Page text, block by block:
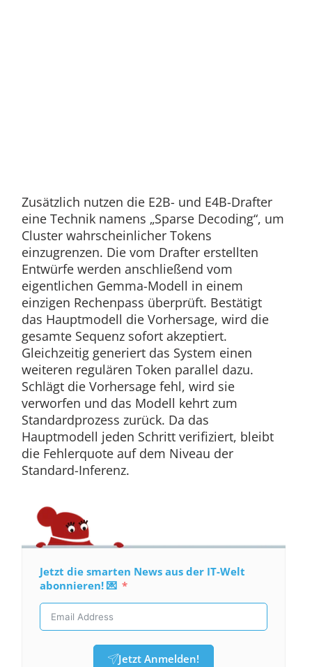
Zusätzlich nutzen die E2B- und E4B-Drafter
eine Technik namens „Sparse Decoding“, um
Cluster wahrscheinlicher Tokens
einzugrenzen. Die vom Drafter erstellten
Entwürfe werden anschließend vom
eigentlichen Gemma-Modell in einem
einzigen Rechenpass überprüft. Bestätigt
das Hauptmodell die Vorhersage, wird die
gesamte Sequenz sofort akzeptiert.
Gleichzeitig generiert das System einen
weiteren regulären Token parallel dazu.
Schlägt die Vorhersage fehl, wird sie
verworfen und das Modell kehrt zum
Standardprozess zurück. Da das
Hauptmodell jeden Schritt verifiziert, bleibt
die Fehlerquote auf dem Niveau der
Standard-Inferenz.
Jetzt die smarten News aus der IT-Welt
abonnieren! 💌
Jetzt Anmelden!